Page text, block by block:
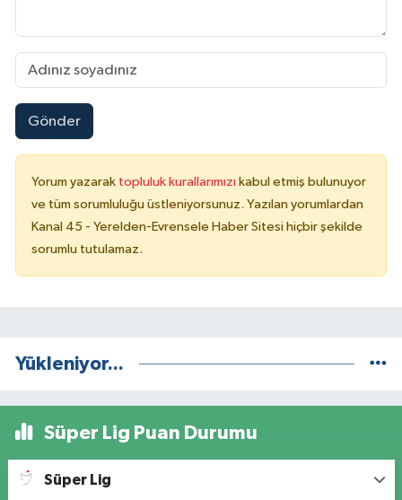
Gönder
Yorum yazarak topluluk kurallarımızı kabul etmiş bulunuyor
ve tüm sorumluluğu üstleniyorsunuz. Yazılan yorumlardan
Kanal 45 - Yerelden-Evrensele Haber Sitesi hiçbir şekilde
sorumlu tutulamaz.
Yükleniyor...
Süper Lig Puan Durumu
Süper Lig